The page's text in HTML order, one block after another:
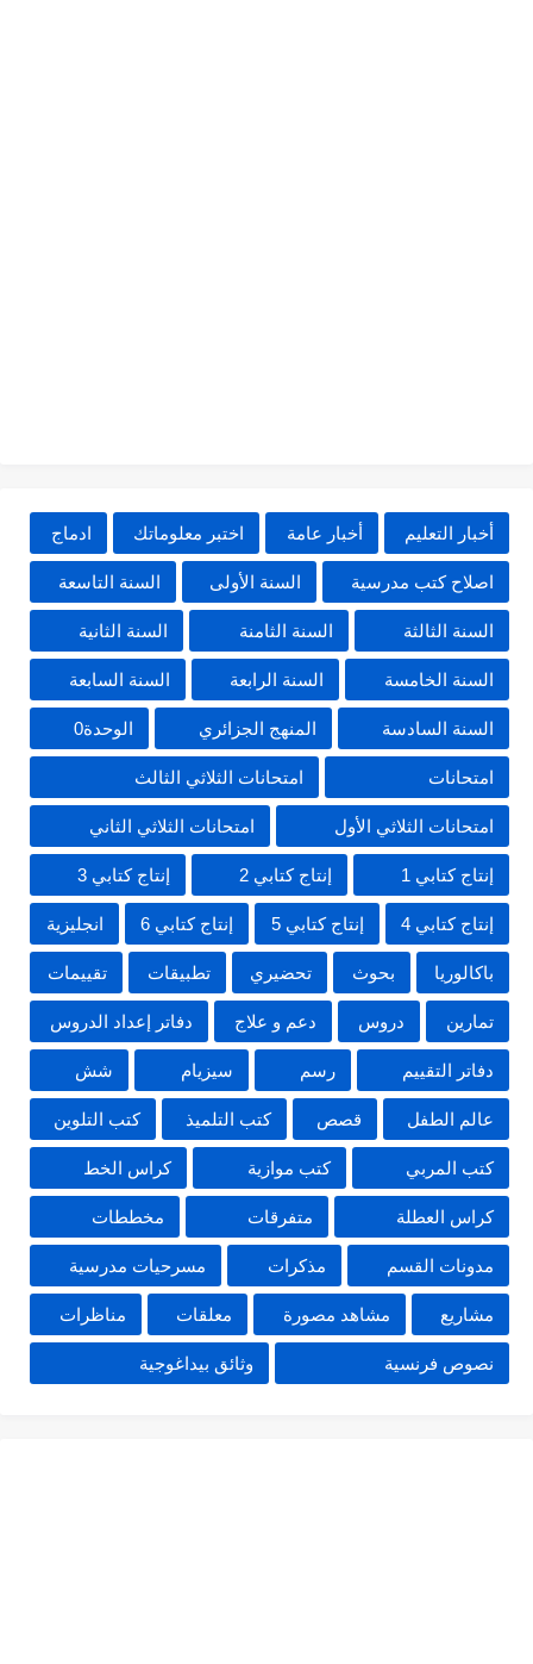
أخبار التعليم أخبار عامة اختبر معلوماتك ادماج
اصلاح كتب مدرسية السنة الأولى السنة التاسعة
السنة الثالثة السنة الثامنة السنة الثانية
السنة الخامسة السنة الرابعة السنة السابعة
السنة السادسة المنهج الجزائري الوحدة0
امتحانات امتحانات الثلاثي الثالث
امتحانات الثلاثي الأول امتحانات الثلاثي الثاني
إنتاج كتابي 1 إنتاج كتابي 2 إنتاج كتابي 3
إنتاج كتابي 4 إنتاج كتابي 5 إنتاج كتابي 6 انجليزية
باكالوريا بحوث تحضيري تطبيقات تقييمات
تمارين دروس دعم و علاج دفاتر إعداد الدروس
دفاتر التقييم رسم سيزيام شش
عالم الطفل قصص كتب التلميذ كتب التلوين
كتب المربي كتب موازية كراس الخط
كراس العطلة متفرقات مخططات
مدونات القسم مذكرات مسرحيات مدرسية
مشاريع مشاهد مصورة معلقات مناظرات
نصوص فرنسية وثائق بيداغوجية